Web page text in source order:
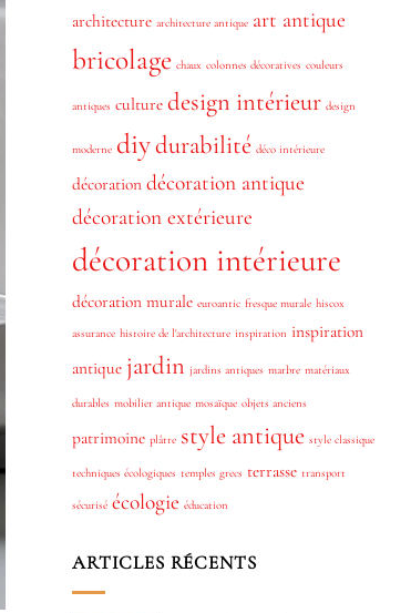
architecture architecture antique art antique
bricolage chaux colonnes décoratives couleurs
antiques culture design intérieur design
moderne diydurabilité déco intérieure
décoration décoration antique
décoration extérieure
décoration intérieure
décoration murale euroantic fresque murale hiscox
assurance histoire de l'architecture inspiration inspiration
antique jardin jardins antiques marbre matériaux
durables mobilier antique mosaïque objets anciens
patrimoine plâtre style antique style classique
techniques écologiques temples grecs terrasse transport
sécurisé écologie éducation
ARTICLES RÉCENTS